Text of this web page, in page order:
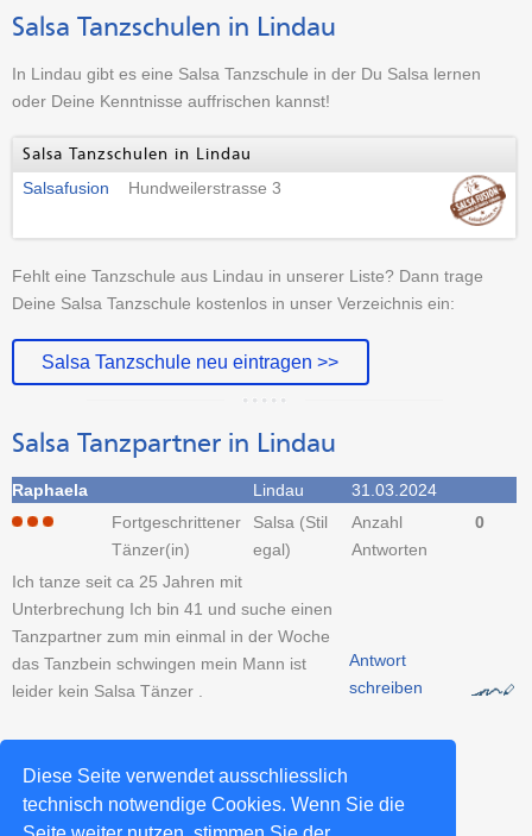
Diese Seite verwendet ausschliesslich
technisch notwendige Cookies. Wenn Sie die
Salsa Tanzschulen in Lindau
In Lindau gibt es eine Salsa Tanzschule in der Du Salsa lernen
oder Deine Kenntnisse auffrischen kannst!
Salsa Tanzschulen in Lindau
Salsafusion Hundweilerstrasse 3
Fehlt eine Tanzschule aus Lindau in unserer Liste? Dann trage
Deine Salsa Tanzschule kostenlos in unser Verzeichnis ein:
Salsa Tanzschule neu eintragen >>
Salsa Tanzpartner in Lindau
Raphaela Lindau
31.03.2024
Fortgeschrittener
Tänzer(in)
Salsa (Stil
egal)
Anzahl
Antworten
0
Ich tanze seit ca 25 Jahren mit
Unterbrechung Ich bin 41 und suche einen
Tanzpartner zum min einmal in der Woche
das Tanzbein schwingen mein Mann ist
leider kein Salsa Tänzer .
Antwort
schreiben
Tanzpartner-Sucheintrag erstellen >>